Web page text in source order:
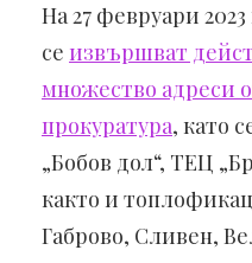
На 27 февруари
се извършват
множество адреси
прокуратура, като
„Бобов дол“, ТЕЦ
както и
Габрово, Сливен,